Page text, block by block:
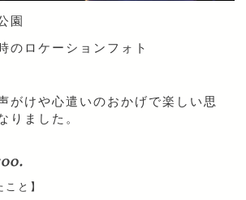
園
のロケーションフォト
がけや心遣いのおかげで楽しい思
りました。
こと】